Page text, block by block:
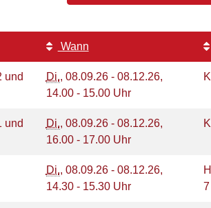
Wann
und
Di., 08.09.26 - 08.12.26,
14.00 - 15.00 Uhr
und
Di., 08.09.26 - 08.12.26,
16.00 - 17.00 Uhr
Di., 08.09.26 - 08.12.26,
14.30 - 15.30 Uhr
7